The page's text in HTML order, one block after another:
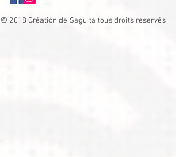
© 2018 Création de Saguita tous droits reservés